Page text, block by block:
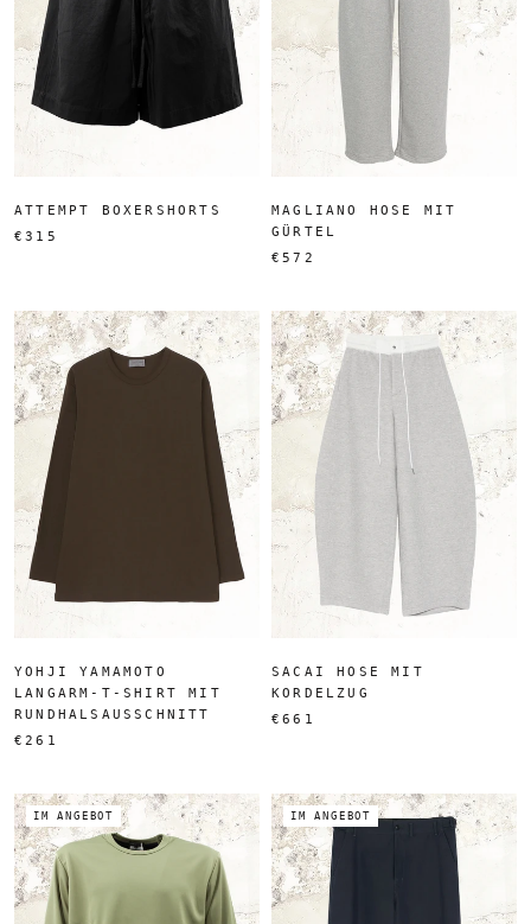
ATTEMPT BOXERSHORTS
€315
MAGLIANO HOSE MIT
GÜRTEL
€572
YOHJI YAMAMOTO
LANGARM-T-SHIRT MIT
RUNDHALSAUSSCHNITT
€261
SACAI HOSE MIT
KORDELZUG
€661
IM ANGEBOT IM ANGEBOT